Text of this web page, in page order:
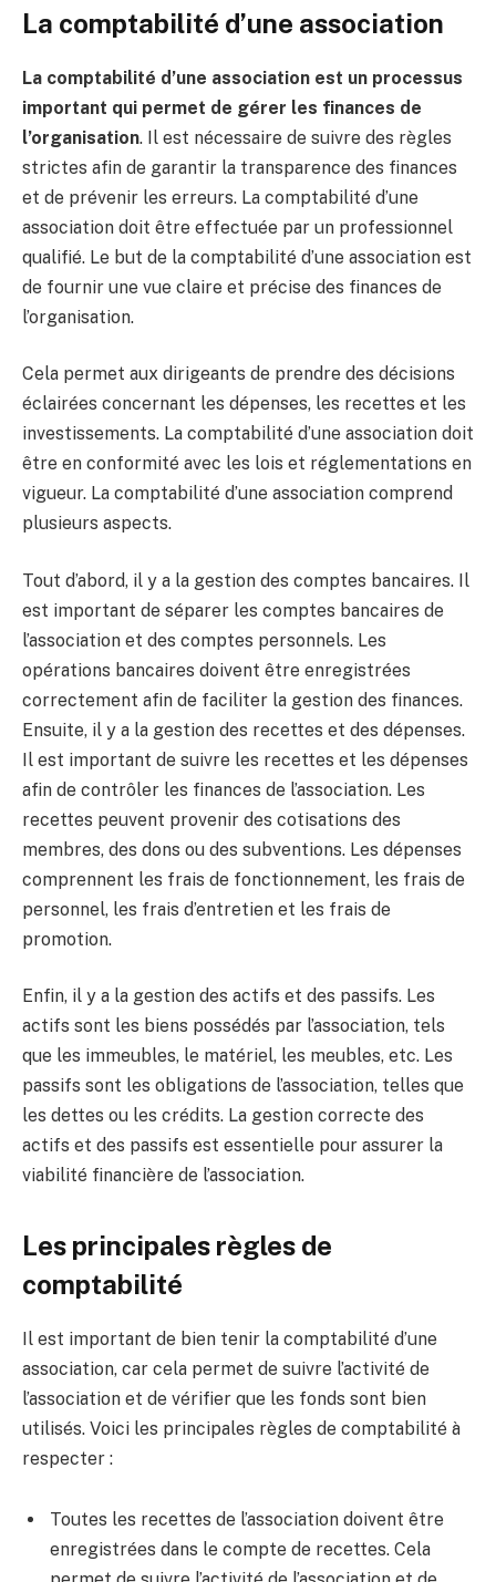
La comptabilité d’une association
La comptabilité d’une association est un processus
important qui permet de gérer les finances de
l’organisation. Il est nécessaire de suivre des règles
strictes afin de garantir la transparence des finances
et de prévenir les erreurs. La comptabilité d’une
association doit être effectuée par un professionnel
qualifié. Le but de la comptabilité d’une association est
de fournir une vue claire et précise des finances de
l’organisation.
Cela permet aux dirigeants de prendre des décisions
éclairées concernant les dépenses, les recettes et les
investissements. La comptabilité d’une association doit
être en conformité avec les lois et réglementations en
vigueur. La comptabilité d’une association comprend
plusieurs aspects.
Tout d’abord, il y a la gestion des comptes bancaires. Il
est important de séparer les comptes bancaires de
l’association et des comptes personnels. Les
opérations bancaires doivent être enregistrées
correctement afin de faciliter la gestion des finances.
Ensuite, il y a la gestion des recettes et des dépenses.
Il est important de suivre les recettes et les dépenses
afin de contrôler les finances de l’association. Les
recettes peuvent provenir des cotisations des
membres, des dons ou des subventions. Les dépenses
comprennent les frais de fonctionnement, les frais de
personnel, les frais d’entretien et les frais de
promotion.
Enfin, il y a la gestion des actifs et des passifs. Les
actifs sont les biens possédés par l’association, tels
que les immeubles, le matériel, les meubles, etc. Les
passifs sont les obligations de l’association, telles que
les dettes ou les crédits. La gestion correcte des
actifs et des passifs est essentielle pour assurer la
viabilité financière de l’association.
Les principales règles de
comptabilité
Il est important de bien tenir la comptabilité d’une
association, car cela permet de suivre l’activité de
l’association et de vérifier que les fonds sont bien
utilisés. Voici les principales règles de comptabilité à
respecter :
Toutes les recettes de l’association doivent être
enregistrées dans le compte de recettes. Cela